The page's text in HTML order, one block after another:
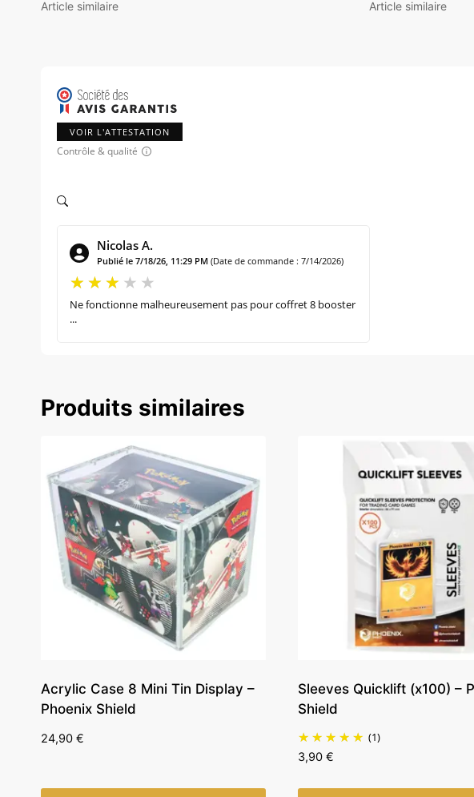
Article similaire
Article similaire
VOIR L'ATTESTATION
Contrôle & qualité
Nicolas A.
Publié le 7/18/26, 11:29 PM (Date de commande : 7/14/2026)
Ne fonctionne malheureusement pas pour coffret 8 booster
...
Produits similaires
Acrylic Case 8 Mini Tin Display –
Phoenix Shield
24,90 €
Sleeves Quicklift (x100) –
Shield
(1)
3,90 €